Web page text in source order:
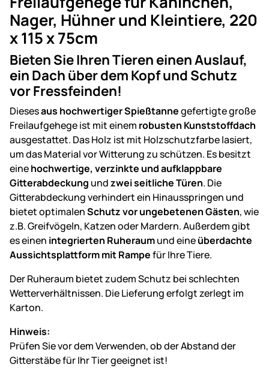
Nager, Hühner und Kleintiere, 220
x 115 x 75cm
Bieten Sie Ihren Tieren einen Auslauf,
ein Dach über dem Kopf und Schutz
vor Fressfeinden!
Diesesaus hochwertiger Spießtannegefertigte große
Freilaufgehege ist mit einem robusten Kunststoffdach
ausgestattet. Das Holz ist mit Holzschutzfarbe lasiert,
um das Material vor Witterung zu schützen. Es besitzt
einehochwertige, verzinkte und aufklappbare
Gitterabdeckung undzwei seitliche Türen. Die
Gitterabdeckung verhindert ein Hinausspringen und
bietet optimalenSchutz vor ungebetenen Gästen, wie
z.B. Greifvögeln, Katzen oder Mardern. Außerdem gibt
es einen integrierten Ruheraumund eineüberdachte
Aussichtsplattform mit Rampefür Ihre Tiere.
Der Ruheraum bietet zudem Schutz bei schlechten
Wetterverhältnissen. Die Lieferung erfolgt zerlegt im
Karton.
Hinweis:
Prüfen Sie vor dem Verwenden, ob der Abstand der
Gitterstäbe für Ihr Tier geeignet ist!